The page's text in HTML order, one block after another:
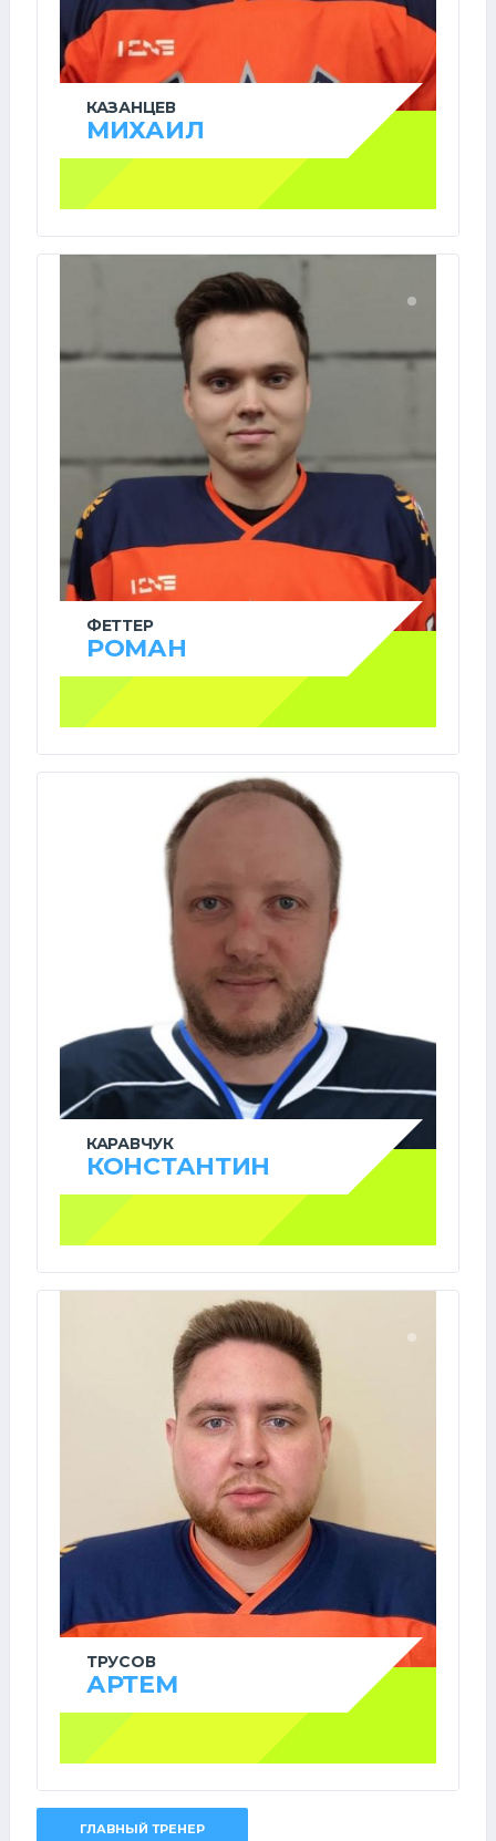
КАЗАНЦЕВ
МИХАИЛ
ФЕТТЕР
РОМАН
КАРАВЧУК
КОНСТАНТИН
ТРУСОВ
АРТЕМ
ГЛАВНЫЙ ТРЕНЕР